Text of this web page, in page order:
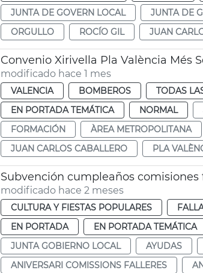
JUNTA DE GOVERN LOCAL
JUNTA DE
ORGULLO
ROCÍO GIL JUAN
Convenio Xirivella Pla València Més
modificado hace 1 mes
VALENCIA BOMBEROS TODAS
EN PORTADA TEMÁTICA
NORMAL
FORMACIÓN
ÀREA METROPOLITANA
JUAN CARLOS CABALLERO
PLA
Subvención cumpleaños comisiones
modificado hace 2 meses
CULTURA Y FIESTAS POPULARES
EN PORTADA
EN PORTADA TEMÁTICA
JUNTA GOBIERNO LOCAL
AYUDAS
ANIVERSARI COMISSIONS FALLERES